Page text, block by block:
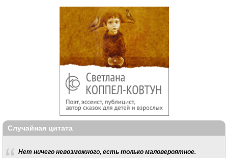
Случайная цитата
Нет ничего невозможного, есть только маловероятное.